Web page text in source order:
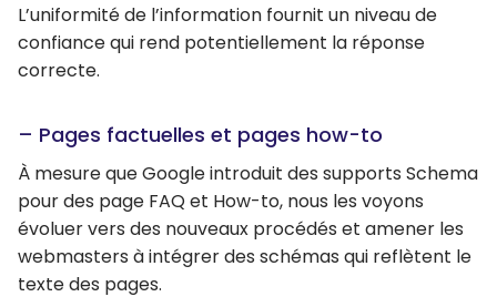
L’uniformité de l’information fournit un niveau de
confiance qui rend potentiellement la réponse
correcte.
– Pages factuelles et pages how-to
À mesure que Google introduit des supports Schema
pour des page FAQ et How-to, nous les voyons
évoluer vers des nouveaux procédés et amener les
webmasters à intégrer des schémas qui reflètent le
texte des pages.